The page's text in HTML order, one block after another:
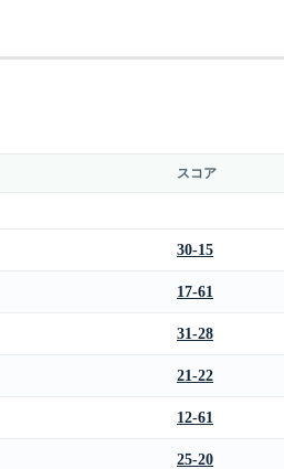
スコア
30-15
17-61
31-28
21-22
12-61
25-20